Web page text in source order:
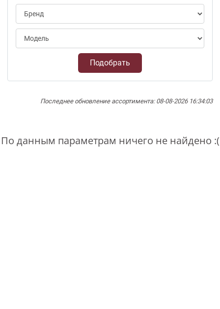
Подобрать
Последнее обновление ассортимента: 08-08-2026 16:34:03
По данным параметрам ничего не найдено :(